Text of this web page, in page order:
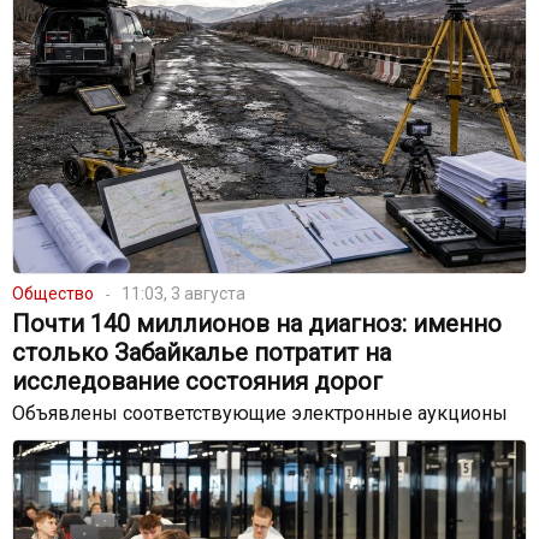
Общество 11:03, 3 августа
Почти 140 миллионов на диагноз: именно
столько Забайкалье потратит на
исследование состояния дорог
Объявлены соответствующие электронные аукционы